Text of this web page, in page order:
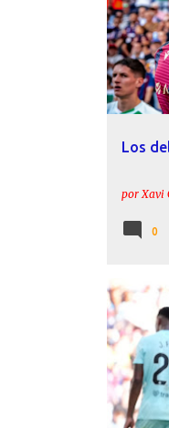
Los
porXavi
KERVIN
0